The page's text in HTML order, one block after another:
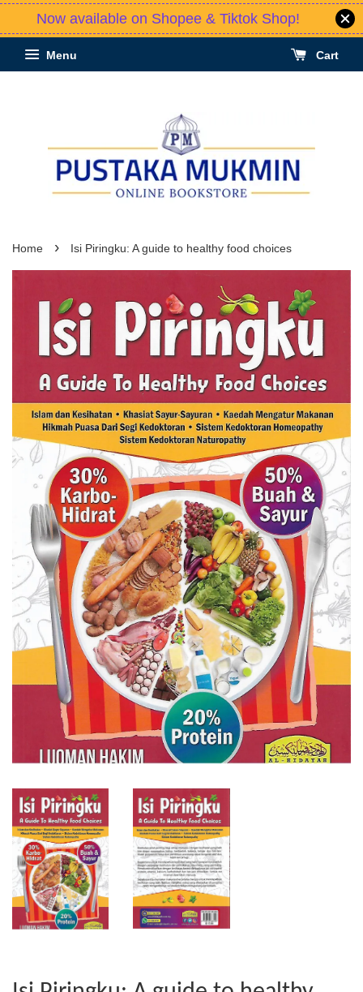
Now available on Shopee & Tiktok Shop!
Menu Cart
Home › Isi Piringku: A guide to healthy food choices